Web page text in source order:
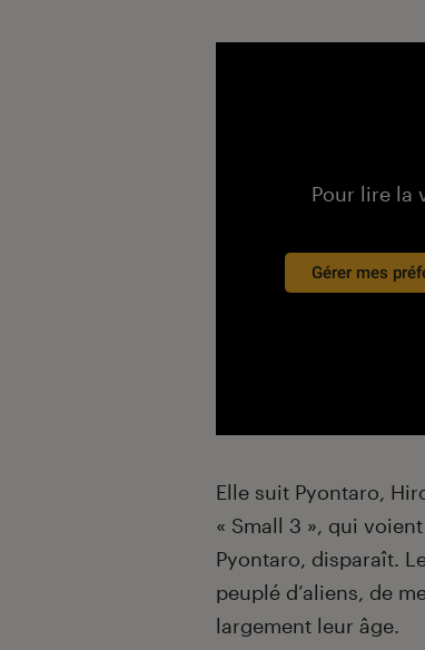
Pour lire la
Gérer mes
Elle suit Pyontaro,
« Small 3 », qui
Pyontaro, disparaît.
peuplé d’aliens, de
largement leur âge.